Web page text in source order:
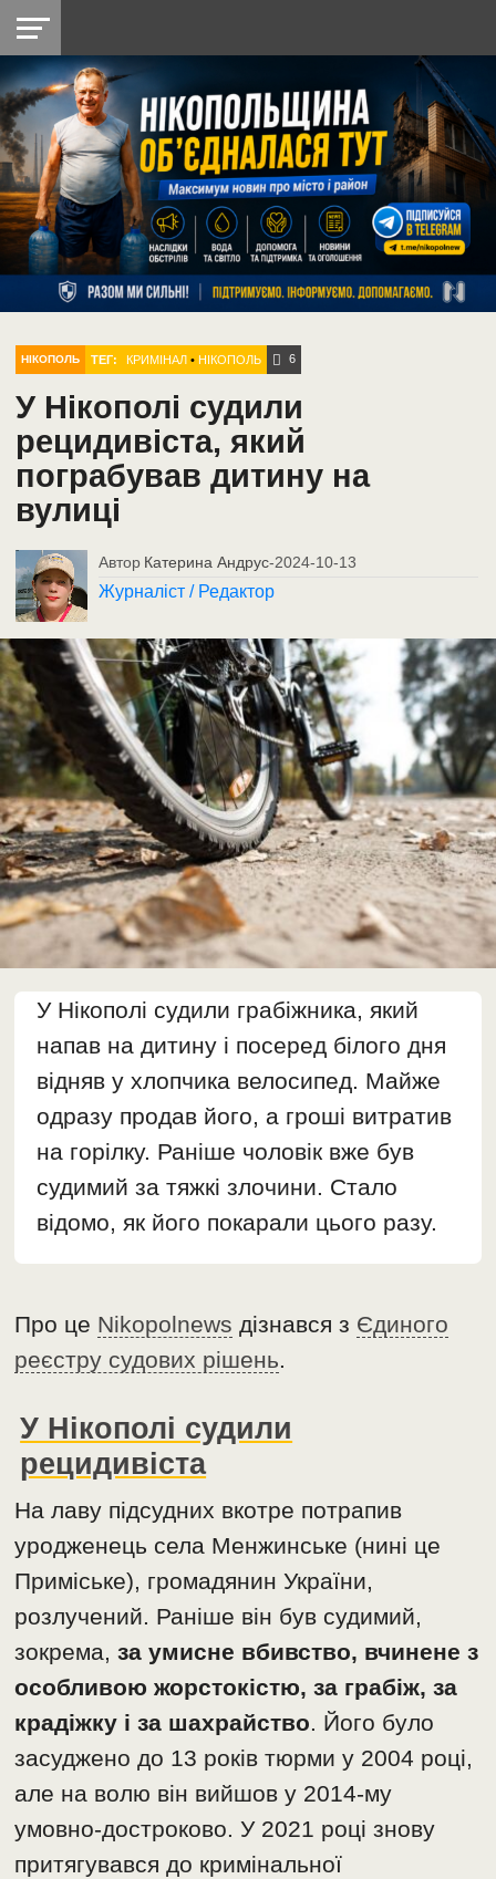
НІКОПОЛЬ
РАЙОН
СІЧЕСЛАВСЬКА
УКРАЇНА
РЕТРО
НІКОПОЛЬ
ЛАЙТ
УКРАЇНА
ДОПОМОГА
РАДІО
НІКОПОЛЬ ТЕГ: КРИМІНАЛ •НІКОПОЛЬ 6
У Нікополі судили
рецидивіста, який
пограбував дитину на
вулиці
Автор Катерина Андрус-2024-10-13
Журналіст / Редактор
У Нікополі судили грабіжника, який
напав на дитину і посеред білого дня
відняв у хлопчика велосипед. Майже
одразу продав його, а гроші витратив
на горілку. Раніше чоловік вже був
судимий за тяжкі злочини. Стало
відомо, як його покарали цього разу.
Про це Nikopolnews дізнався з Єдиного
реєстру судових рішень.
У Нікополі судили
рецидивіста
На лаву підсудних вкотре потрапив
уродженець села Менжинське (нині це
Приміське), громадянин України,
розлучений. Раніше він був судимий,
зокрема,за умисне вбивство, вчинене з
особливою жорстокістю, за грабіж, за
крадіжку і за шахрайство. Його було
засуджено до 13 років тюрми у 2004 році,
але на волю він вийшов у 2014-му
умовно-достроково. У 2021 році знову
притягувався до кримінальної